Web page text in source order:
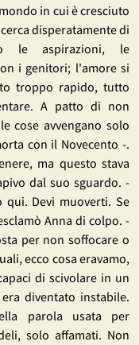
in cui è cresciuto
disperatamente di
le aspirazioni, le
i genitori; l'amore si
troppo rapido, tutto
A patto di non
cose avvengano solo
con il Novecento -.
ma questo stava
dal suo sguardo. -
qui. Devi muoverti. Se
Anna di colpo. -
per non soffocare o
ecco cosa eravamo,
di scivolare in un
diventato instabile.
parola usata per
solo affamati. Non